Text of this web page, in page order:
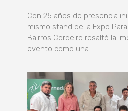
Con 25 años de presencia
mismo stand de la Expo
Bairros Cordeiro resaltó la
evento como una